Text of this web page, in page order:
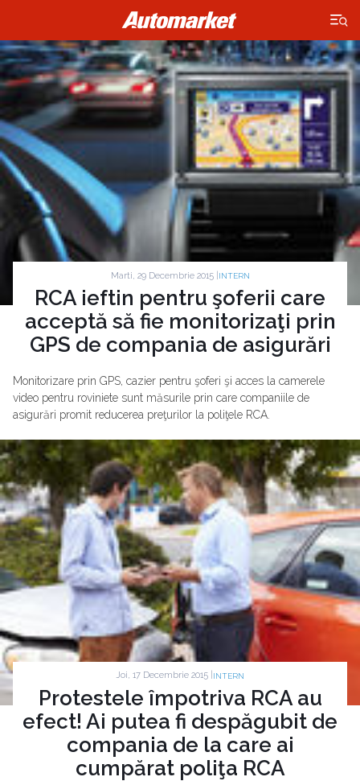
×
Marti, 29 Decembrie 2015 | INTERN
RCA ieftin pentru şoferii care
acceptă să fie monitorizaţi prin
GPS de compania de asigurări
Monitorizare prin GPS, cazier pentru şoferi şi acces la camerele
video pentru roviniete sunt măsurile prin care companiile de
asigurări promit reducerea preţurilor la poliţele RCA.
Joi, 17 Decembrie 2015 | INTERN
Protestele împotriva RCA au
efect! Ai putea fi despăgubit de
compania de la care ai
cumpărat poliţa RCA